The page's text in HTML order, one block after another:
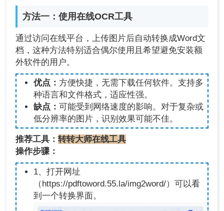
方法一：使用在线OCR工具
通过访问在线平台，上传图片后自动转换成Word文
档，这种方法特别适合偶尔使用且希望避免安装额
外软件的用户。
优点： 方便快捷，无需下载任何软件。支持多
种语言和文件格式，适应性强。
缺点： 可能受到网络速度的影响。对于复杂或
低分辨率的图片，识别效果可能不佳。
推荐工具：转转大师在线工具
操作步骤：
1、打开网址
（https://pdftoword.55.la/img2word/）可以看
到一个转换界面。